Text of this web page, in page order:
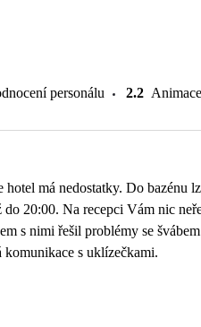
personálu 2.2 Animace
má nedostatky. Do bazénu
dočíst z tabulí + na
s nimi řešil problémy se
s uklízečkami.